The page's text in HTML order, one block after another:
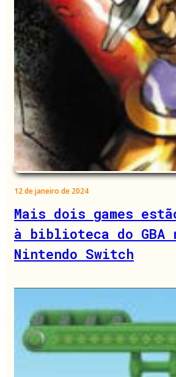
12 de janeiro de 2024
Mais dois games
à biblioteca do GBA
Nintendo Switch